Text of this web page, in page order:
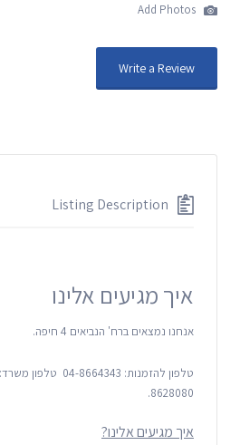
Write a Review
Listing Description
איך מגיעים אלינו
אנחנו נמצאים ברח' הנביאים 4 חיפה.
8628080.
איך מגיעים אלינו?